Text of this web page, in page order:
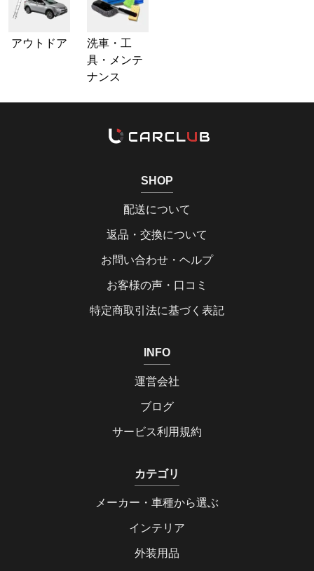
アウトドア
洗車・工
具・メンテ
ナンス
SHOP
配送について
返品・交換について
お問い合わせ・ヘルプ
お客様の声・口コミ
特定商取引法に基づく表記
INFO
運営会社
ブログ
サービス利用規約
カテゴリ
メーカー・車種から選ぶ
インテリア
外装用品